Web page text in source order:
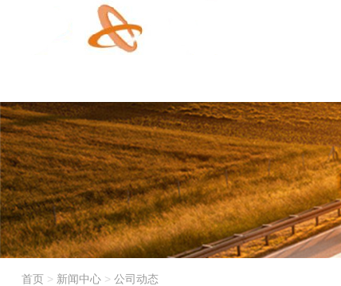
首页> 新闻中心> 公司动态